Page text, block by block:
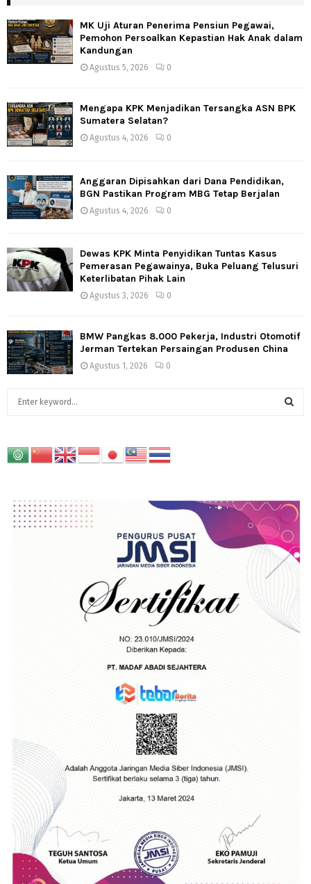
MK Uji Aturan Penerima Pensiun Pegawai,
Pemohon Persoalkan Kepastian Hak Anak dalam
Kandungan
Agustus 5, 2026 0
Mengapa KPK Menjadikan Tersangka ASN BPK
Sumatera Selatan?
Agustus 4, 2026 0
Anggaran Dipisahkan dari Dana Pendidikan,
BGN Pastikan Program MBG Tetap Berjalan
Agustus 4, 2026 0
Dewas KPK Minta Penyidikan Tuntas Kasus
Pemerasan Pegawainya, Buka Peluang Telusuri
Keterlibatan Pihak Lain
Agustus 3, 2026 0
BMW Pangkas 8.000 Pekerja, Industri Otomotif
Jerman Tertekan Persaingan Produsen China
Agustus 1, 2026 0
c
C
H